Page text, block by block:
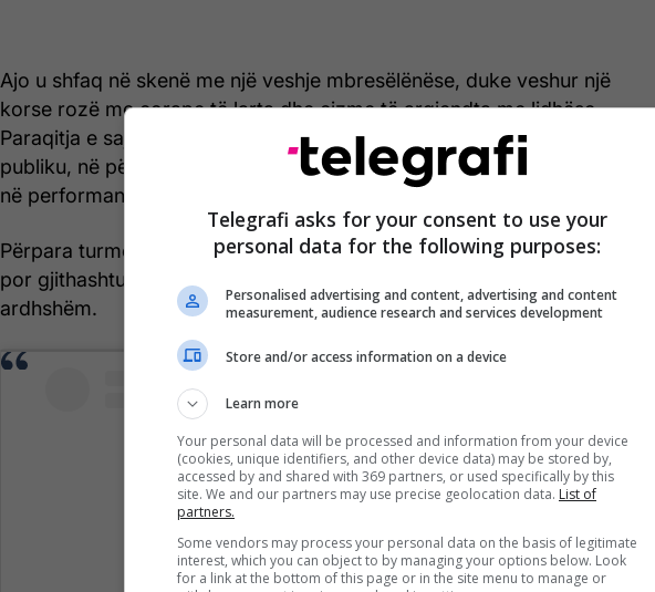
Ajo u shfaq në skenë me një veshje mbresëlënëse, duke veshur një
korse rozë me çorape të larta dhe çizme të argjendta me lidhëse.
Paraqitja e saj në skenë tërhoqi edhe një herë shumë vëmendje nga
publiku, në përputhje me stilin e saj të dallueshëm që e ka kultivuar
në performancat e saj për vite me radhë.
Përpara turmës së mbledhur, ajo performoi hitet e saj më të mëdha,
por gjithashtu i prezantoi publikut këngë të reja nga albumi i saj i
ardhshëm.
Telegrafi asks for your consent to use your
personal data for the following purposes:
Personalised advertising and content, advertising and content
measurement, audience research and services development
Store and/or access information on a device
Learn more
Your personal data will be processed and information from your device
(cookies, unique identifiers, and other device data) may be stored by,
accessed by and shared with 369 partners, or used specifically by this
site. We and our partners may use precise geolocation data. List of
partners.
Some vendors may process your personal data on the basis of legitimate
interest, which you can object to by managing your options below. Look
for a link at the bottom of this page or in the site menu to manage or